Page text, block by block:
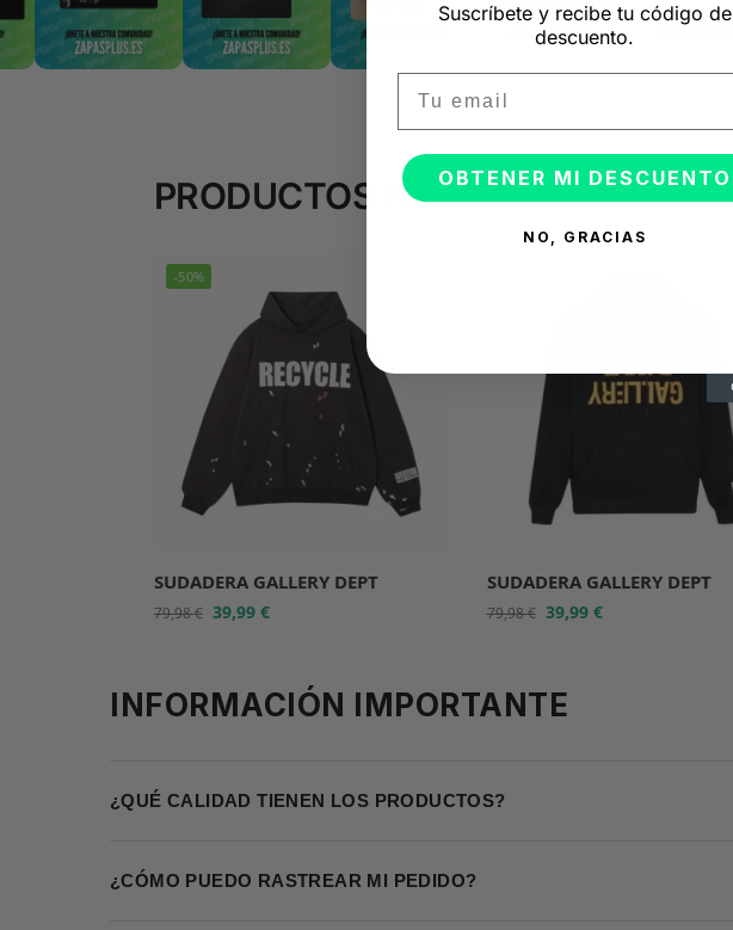
PRODUCTOS RELACIONADOS
-50%
SUDADERA GALLERY DEPT
79,98€ 39,99 €
SUDADERA GALLERY DEPT
79,98€ 39,99 €
INFORMACIÓN IMPORTANTE
¿QUÉ CALIDAD TIENEN LOS PRODUCTOS?
¿CÓMO PUEDO RASTREAR MI PEDIDO?
Suscríbete y recibe tu código de
descuento.
OBTENER MI DESCUENTO
NO, GRACIAS